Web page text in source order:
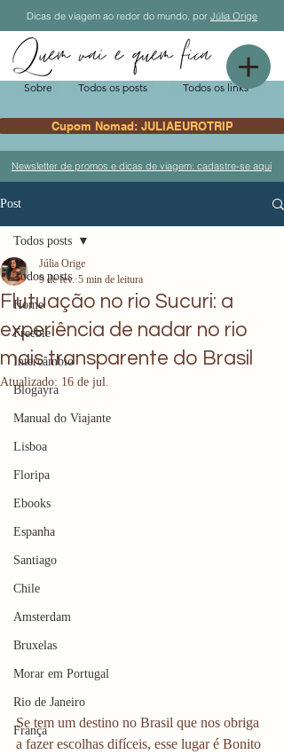
Sobre Todos os posts Todos os links
Cupom Nomad: JULIAEUROTRIP
Dicas de viagem ao redor do mundo, por Júlia Orige
Newsletter de promos e dicas de viagem: cadastre-se aqui
Post
Todos posts
Home
Freebie
Intercâmbio
Blogayra
Manual do Viajante
Lisboa
Floripa
Ebooks
Espanha
Santiago
Chile
Amsterdam
Bruxelas
Morar em Portugal
Rio de Janeiro
França
Todos posts
Flutuação no rio Sucuri: a
experiência de nadar no rio
mais transparente do Brasil
Júlia Orige
9 de fev. 5 min de leitura
Atualizado: 16 de jul.
Se tem um destino no Brasil que nos obriga
a fazer escolhas difíceis, esse lugar é Bonito